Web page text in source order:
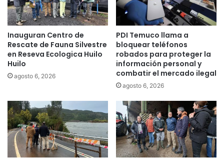
r
a
d
e
l
a
F
i
c
a
l
i
Inauguran Centro de
Rescate de Fauna Silvestre
en Reseva Ecologica Huilo
Huilo
agosto 6, 2026
PDI Temuco llama a
bloquear teléfonos
robados para proteger la
información personal y
combatir el mercado ilegal
agosto 6, 2026